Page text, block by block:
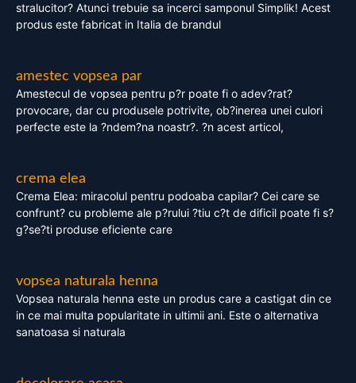
stralucitor? Atunci trebuie sa incerci samponul Simplik! Acest
produs este fabricat in Italia de brandul
amestec vopsea par
Amestecul de vopsea pentru p?r poate fi o adev?rat?
provocare, dar cu produsele potrivite, ob?inerea unei culori
perfecte este la ?ndem?na noastr?. ?n acest articol,
crema elea
Crema Elea: miracolul pentru podoaba capilar? Cei care se
confrunt? cu probleme ale p?rului ?tiu c?t de dificil poate fi s?
g?se?ti produse eficiente care
vopsea naturala henna
Vopsea naturala henna este un produs care a castigat din ce
in ce mai multa popularitate in ultimii ani. Este o alternativa
sanatoasa si naturala